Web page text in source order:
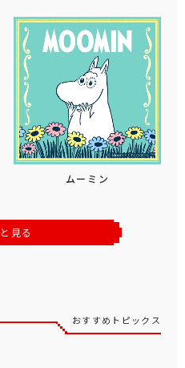
ムーミン
見る
おすすめトピックス